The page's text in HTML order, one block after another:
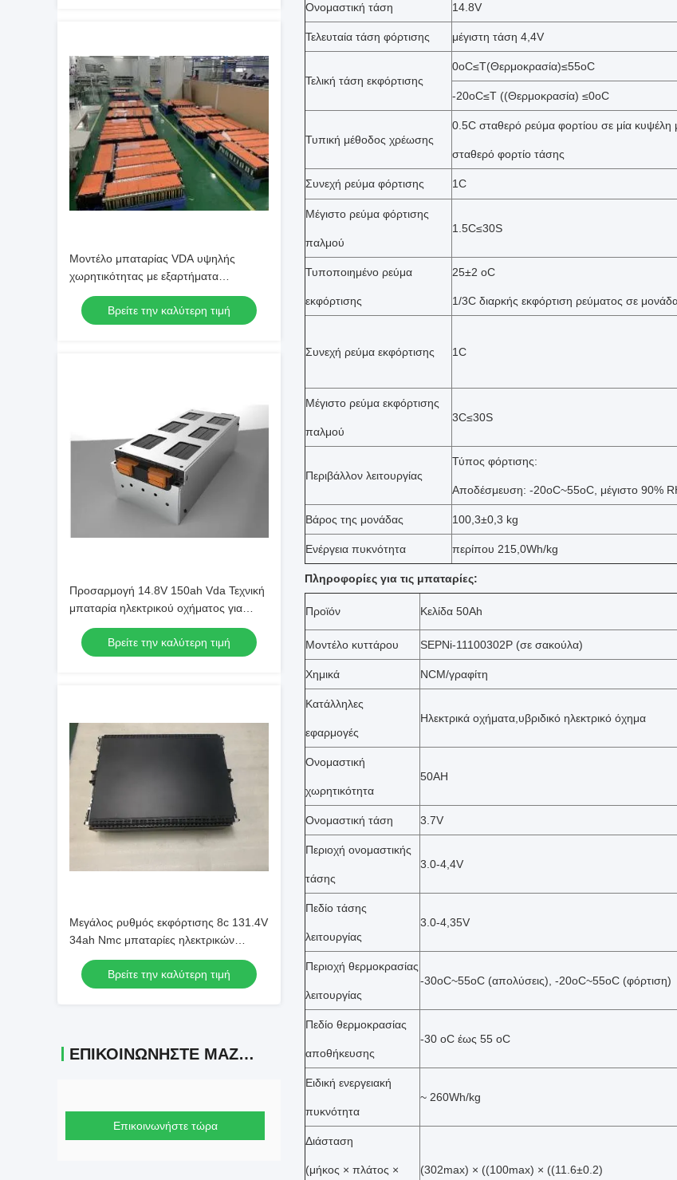
Μοντέλο μπαταρίας VDA υψηλής
χωρητικότητας με εξαρτήματα
μπαταρίας για ηλεκτρικά οχήματα
Βρείτε την καλύτερη τιμή
Προσαρμογή 14.8V 150ah Vda Τεχνική
μπαταρία ηλεκτρικού οχήματος για
ηλεκτρικό φορτηγό
Βρείτε την καλύτερη τιμή
Μεγάλος ρυθμός εκφόρτισης 8c 131.4V
34ah Nmc μπαταρίες ηλεκτρικών
οχημάτων Phev μπαταρία πακέτο
Βρείτε την καλύτερη τιμή
ΕΠΙΚΟΙΝΩΝΉΣΤΕ ΜΑΖΊ ΜΑΣ
Επικοινωνήστε τώρα
Ονομαστική τάση 14.8V
Τελευταία τάση φόρτισης μέγιστη τάση 4,4V
Τελική τάση εκφόρτισης
0oC≤T(Θερμοκρασία)≤55oC
-20oC≤T ((Θερμοκρασία) ≤0oC
Τυπική μέθοδος χρέωσης
0.5C σταθερό ρεύμα φορτίου σε μία
σταθερό φορτίο τάσης
Συνεχή ρεύμα φόρτισης 1C
Μέγιστο ρεύμα φόρτισης
παλμού
1.5C≤30S
Τυποποιημένο ρεύμα
εκφόρτισης
25±2 oC
1/3C διαρκής εκφόρτιση ρεύματος σε
Συνεχή ρεύμα εκφόρτισης 1C
Μέγιστο ρεύμα εκφόρτισης
παλμού
3C≤30S
Περιβάλλον λειτουργίας
Τύπος φόρτισης:
Αποδέσμευση: -20oC~55oC, μέγιστο 90%
Βάρος της μονάδας 100,3±0,3 kg
Ενέργεια πυκνότητα περίπου 215,0Wh/kg
Πληροφορίες για τις μπαταρίες:
Προϊόν Κελίδα 50Ah
Μοντέλο κυττάρου SEPNi-11100302P (σε σακούλα)
Χημικά NCM/γραφίτη
Κατάλληλες
εφαρμογές
Ηλεκτρικά οχήματα,υβριδικό ηλεκτρικό όχημα
Ονομαστική
χωρητικότητα
50AH
Ονομαστική τάση 3.7V
Περιοχή ονομαστικής
τάσης
3.0-4,4V
Πεδίο τάσης
λειτουργίας
3.0-4,35V
Περιοχή θερμοκρασίας
λειτουργίας
-30oC~55oC (απολύσεις), -20oC~55oC (φόρτιση)
Πεδίο θερμοκρασίας
αποθήκευσης
-30 oC έως 55 oC
Ειδική ενεργειακή
πυκνότητα
~ 260Wh/kg
Διάσταση
(μήκος × πλάτος × (302max) × ((100max) × ((11.6±0.2)